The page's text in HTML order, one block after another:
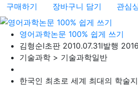
구매하기 장바구니 담기 관심
영어과학논문 100% 쉽게 쓰기
김형순l초판 2010.07.31l발행
기술과학 > 기술과학일반
한국인 최초로 세계 최대의 학술